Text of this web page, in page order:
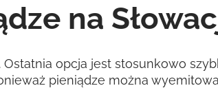
na
opcja jest stosunkowo
pieniądze można